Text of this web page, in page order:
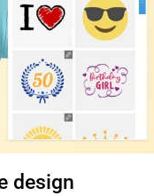
design